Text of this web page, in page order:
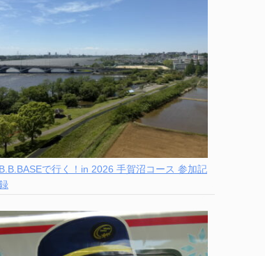
B.B.BASEで行く！in 2026 手賀沼コース 参加記